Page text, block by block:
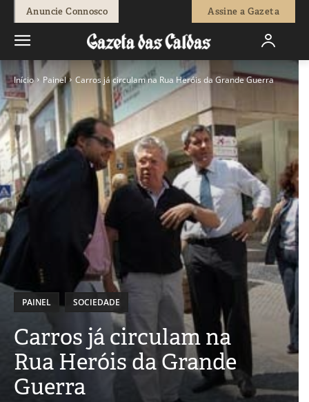
Anuncie Connosco Assine a Gazeta
Início Painel Carros já circulam na Rua Heróis da Grande Guerra
PAINEL SOCIEDADE
Carros já circulam na
Rua Heróis da Grande
Guerra